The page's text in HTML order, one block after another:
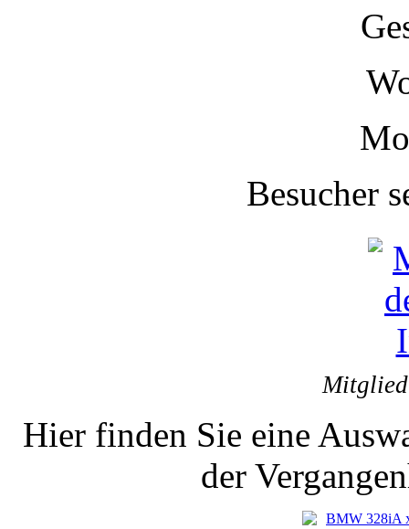
Besucher
Hier finden Sie eine
der